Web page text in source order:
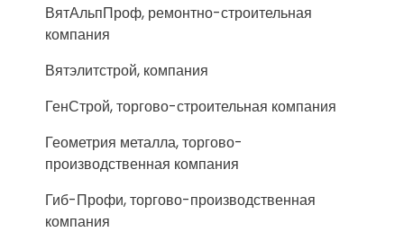
ВятАльпПроф, ремонтно-строительная
компания
Вятэлитстрой, компания
ГенСтрой, торгово-строительная компания
Геометрия металла, торгово-
производственная компания
Гиб-Профи, торгово-производственная
компания